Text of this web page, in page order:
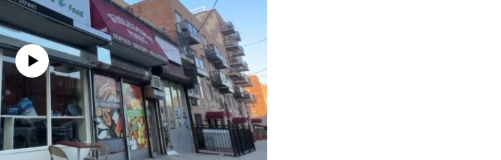
currently available